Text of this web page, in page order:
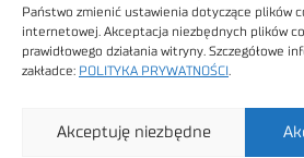
Państwo zmienić ustawienia dotyczące plików
internetowej. Akceptacja niezbędnych plików
prawidłowego działania witryny. Szczegółowe
zakładce: POLITYKA PRYWATNOŚCI
Akceptuję niezbędne
Obrazy stockowe
autorstwa
Technologiczny